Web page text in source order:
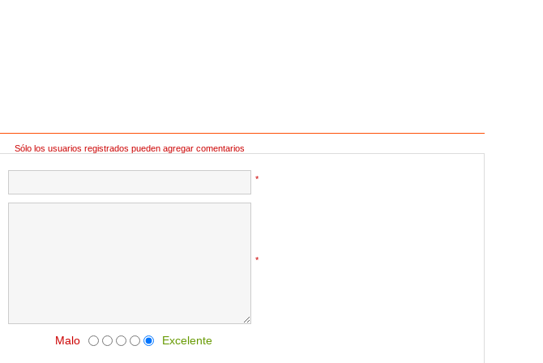
Sólo los usuarios registrados pueden agregar comentarios
*
*
Malo Excelente